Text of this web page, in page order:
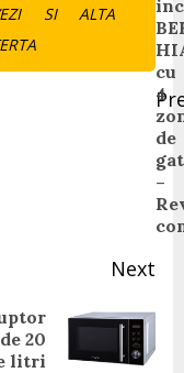
SI ALTA
cu
4
de
–
Next
20
litri